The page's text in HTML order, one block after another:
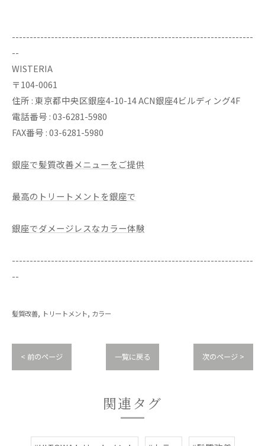
--------------------------------------------------------------------
--
WISTERIA
〒104-0061
住所 : 東京都中央区銀座4-10-14 ACN銀座4ビルディング4F
電話番号 : 03-6281-5980
FAX番号 : 03-6281-5980
銀座で髪質改善メニューをご提供
最高のトリートメントを銀座で
銀座でダメージレスなカラー体験
--------------------------------------------------------------------
--
髪質改善 トリートメント カラー
< 前のページ 一覧に戻る 次のページ >
関連タグ